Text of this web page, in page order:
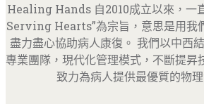
Healing Hands 自2010成立以來，一
Serving Hearts”為宗旨，意思是用我
盡力盡心協助病人康復。 我們以中西
專業團隊，現代化管理模式，不斷提昇
致力為病人提供最優質的物